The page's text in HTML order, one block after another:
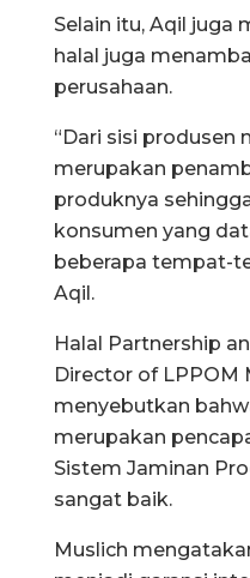
Selain itu, Aqil juga
halal juga
perusahaan.
“Dari sisi produsen
merupakan
produknya
konsumen yang
beberapa tempat-
Aqil.
Halal Partnership
Director of LPPOM
menyebutkan
merupakan
Sistem Jaminan
sangat baik.
Muslich